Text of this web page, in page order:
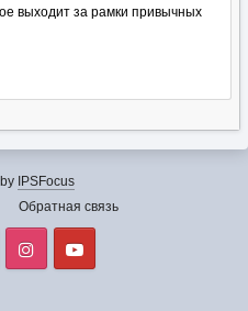
выходит за рамки привычных
by IPSFocus
Обратная связь
VK Instagram